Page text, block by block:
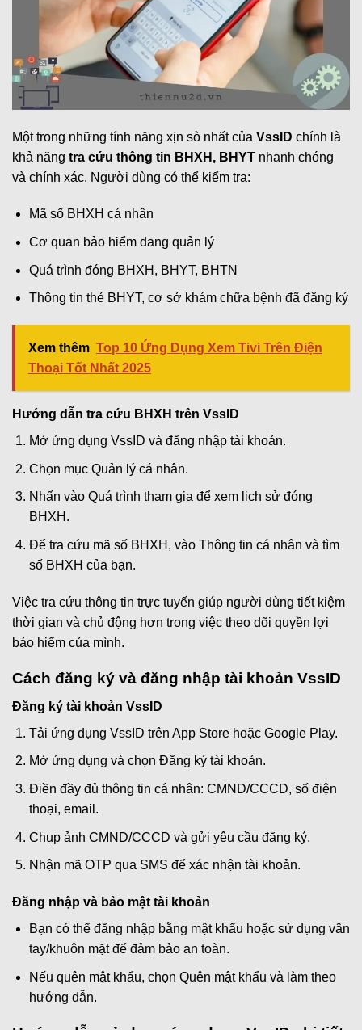
Một trong những tính năng xịn sò nhất của VssID chính là
khả năng tra cứu thông tin BHXH, BHYT nhanh chóng
và chính xác. Người dùng có thể kiểm tra:
Mã số BHXH cá nhân
Cơ quan bảo hiểm đang quản lý
Quá trình đóng BHXH, BHYT, BHTN
Thông tin thẻ BHYT, cơ sở khám chữa bệnh đã đăng ký
Xem thêm Top 10 Ứng Dụng Xem Tivi Trên Điện
Thoại Tốt Nhất 2025
Hướng dẫn tra cứu BHXH trên VssID
Mở ứng dụng VssID và đăng nhập tài khoản.
Chọn mục Quản lý cá nhân.
Nhấn vào Quá trình tham gia để xem lịch sử đóng
BHXH.
Để tra cứu mã số BHXH, vào Thông tin cá nhân và tìm
số BHXH của bạn.
Việc tra cứu thông tin trực tuyến giúp người dùng tiết kiệm
thời gian và chủ động hơn trong việc theo dõi quyền lợi
bảo hiểm của mình.
Cách đăng ký và đăng nhập tài khoản VssID
Đăng ký tài khoản VssID
Tải ứng dụng VssID trên App Store hoặc Google Play.
Mở ứng dụng và chọn Đăng ký tài khoản.
Điền đầy đủ thông tin cá nhân: CMND/CCCD, số điện
thoại, email.
Chụp ảnh CMND/CCCD và gửi yêu cầu đăng ký.
Nhận mã OTP qua SMS để xác nhận tài khoản.
Đăng nhập và bảo mật tài khoản
Bạn có thể đăng nhập bằng mật khẩu hoặc sử dụng vân
tay/khuôn mặt để đảm bảo an toàn.
Nếu quên mật khẩu, chọn Quên mật khẩu và làm theo
hướng dẫn.